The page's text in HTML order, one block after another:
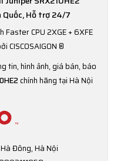
Hỗ trợ 24/7
CPU 2XGE + 6XFE
CISCOSAIGON ®
tin, hình ảnh, giá bán, báo
chính hãng tại Hà Nội
Hà Đông, Hà Nội